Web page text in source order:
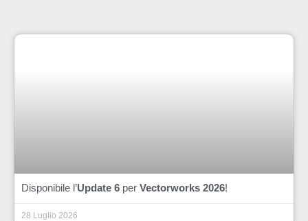
Disponibile l’Update 6 per Vectorworks 2026!
28 Luglio 2026